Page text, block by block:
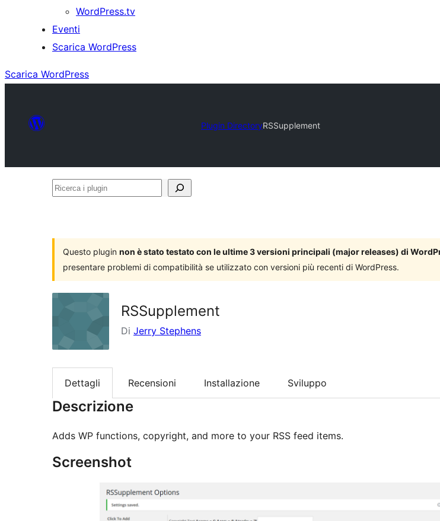
WordPress.tv
Eventi
Scarica WordPress
Scarica WordPress
Plugin DirectoryRSSupplement
Ricerca
Questo plugin non è stato testato con le ultime 3 versioni principali (major releases) di
presentare problemi di compatibilità se utilizzato con versioni più recenti di WordPress.
RSSupplement
Di Jerry Stephens
Dettagli Recensioni Installazione Sviluppo
Descrizione
Adds WP functions, copyright, and more to your RSS feed items.
Screenshot